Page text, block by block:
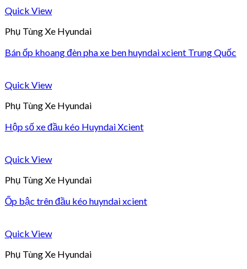
Quick View
Phụ Tùng Xe Hyundai
Bán ốp khoang đèn pha xe ben huyndai xcient Trung Quốc
Quick View
Phụ Tùng Xe Hyundai
Hộp số xe đầu kéo Huyndai Xcient
Quick View
Phụ Tùng Xe Hyundai
Ốp bậc trên đầu kéo huyndai xcient
Quick View
Phụ Tùng Xe Hyundai